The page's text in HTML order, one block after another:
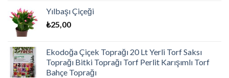
Yılbaşı Çiçeği
₺25,00
Ekodoğa Çiçek Toprağı 20 Lt Yerli Torf Saksı
Toprağı Bitki Toprağı Torf Perlit Karışımlı Torf
Bahçe Toprağı